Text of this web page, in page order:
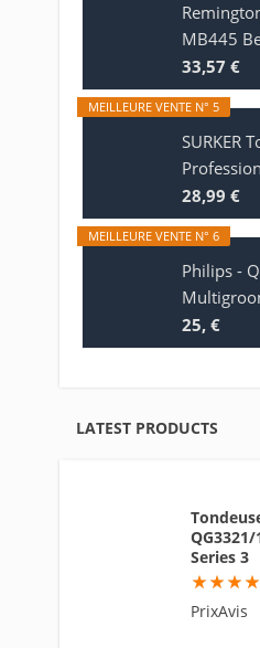
MB445
33,57 €
MEILLEURE VENTE N° 5
SURKER
28,99 €
MEILLEURE VENTE N° 6
Philips -
25, €
LATEST PRODUCTS
Series 3
PrixAvis